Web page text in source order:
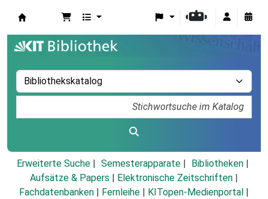
Erweiterte Suche Semesterapparate
Bibliotheken
Aufsätze & Papers
Elektronische Zeitschriften
Fachdatenbanken
Fernleihe KITopen-Medienportal